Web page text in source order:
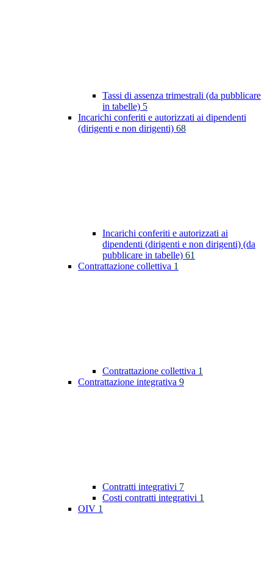
Tassi di assenza trimestrali (da pubblicare
in tabelle) 5
Incarichi conferiti e autorizzati ai dipendenti
(dirigenti e non dirigenti) 68
Incarichi conferiti e autorizzati ai
dipendenti (dirigenti e non dirigenti) (da
pubblicare in tabelle) 61
Contrattazione collettiva 1
Contrattazione collettiva 1
Contrattazione integrativa 9
Contratti integrativi 7
Costi contratti integrativi 1
OIV 1